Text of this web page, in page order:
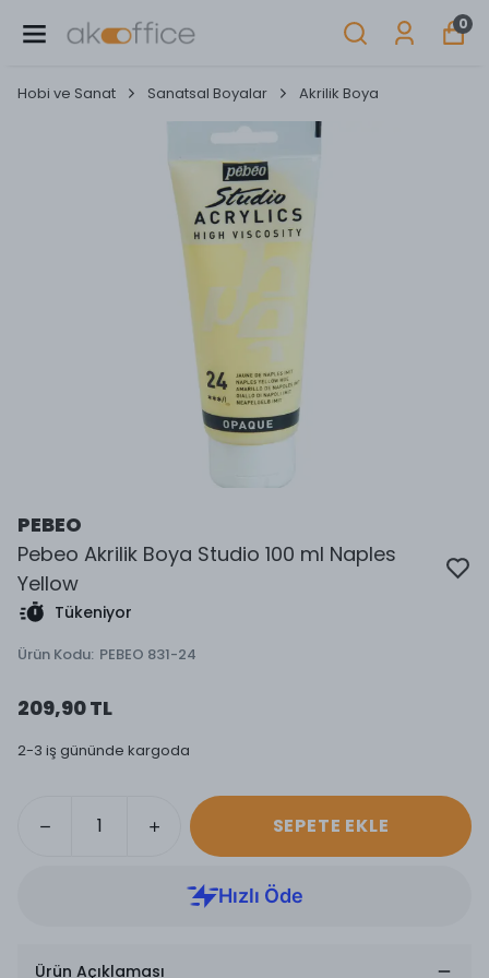
0
Hobi ve Sanat Sanatsal Boyalar Akrilik Boya
PEBEO
Pebeo Akrilik Boya Studio 100 ml Naples
Yellow
Tükeniyor
Ürün Kodu: PEBEO 831-24
209,90 TL
2-3 iş gününde kargoda
SEPETE EKLE
Ürün Açıklaması